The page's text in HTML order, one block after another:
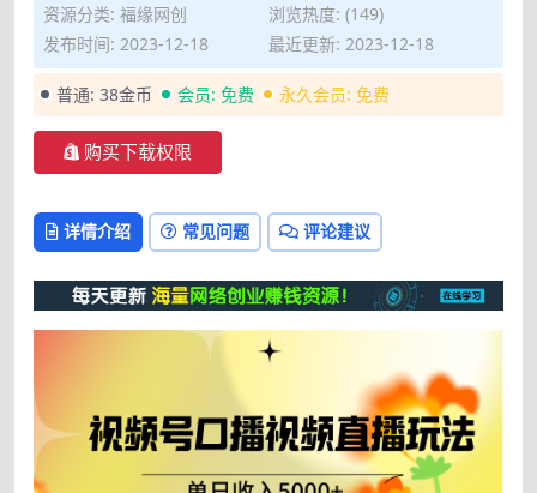
资源分类: 福缘网创
浏览热度: (149)
发布时间: 2023-12-18
最近更新: 2023-12-18
普通: 38金币 会员: 免费 永久会员: 免费
购买下载权限
详情介绍 常见问题 评论建议